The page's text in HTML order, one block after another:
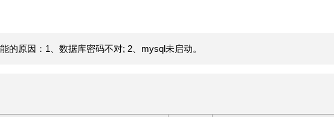
的原因：1、数据库密码不对; 2、mysql未启动。